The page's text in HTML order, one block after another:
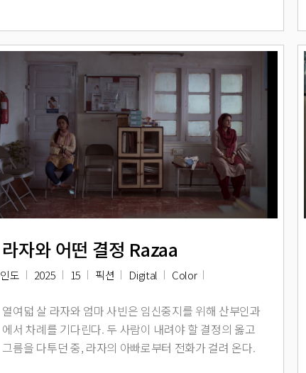
라자와 어떤 결정 Razaa
인도 2025 15 픽션 Digital Color
열여덟 살 라자와 엄마 사빈은 임신중지를 위해 산부인과
에서 차례를 기다린다. 두 사람이 내려야 할 결정의 옳고
그름을 다투던 중, 라자의 아빠로부터 전화가 걸려 온다.